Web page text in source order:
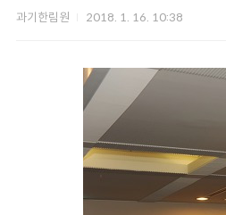
과기한림원 2018. 1. 16. 10:38